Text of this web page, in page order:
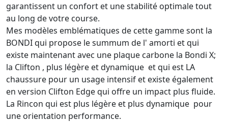
garantissent un confort et une stabilité optimale tout
au long de votre course.
Mes modèles emblématiques de cette gamme sont la
BONDI qui propose le summum de l' amorti et qui
existe maintenant avec une plaque carbone la Bondi X;
la Clifton , plus légère et dynamique et qui est LA
chaussure pour un usage intensif et existe également
en version Clifton Edge qui offre un impact plus fluide.
La Rincon qui est plus légère et plus dynamique pour
une orientation performance.